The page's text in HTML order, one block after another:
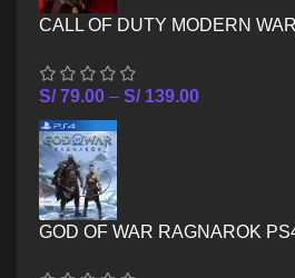
CALL OF DUTY MODERN
S/79.00 – S/139.00
GOD OF WAR RAGNAROK